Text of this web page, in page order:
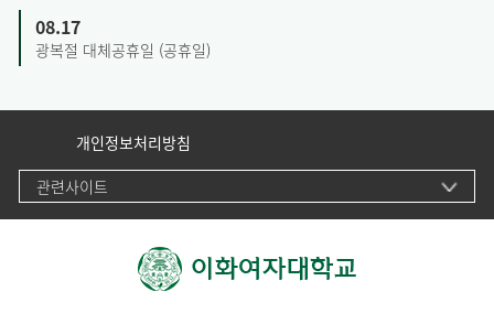
08.17
광복절 대체공휴일 (공휴일)
개인정보처리방침
관련사이트